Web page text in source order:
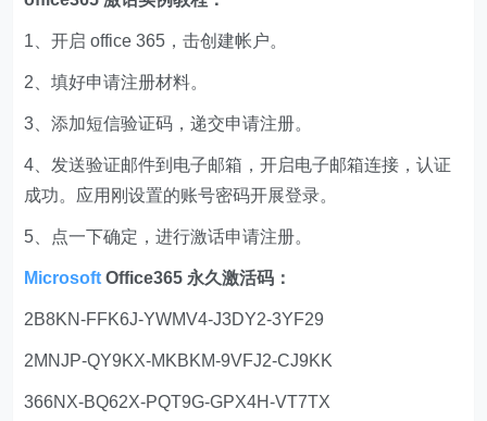
1、开启 office 365，击创建帐户。
2、填好申请注册材料。
3、添加短信验证码，递交申请注册。
4、发送验证邮件到电子邮箱，开启电子邮箱连接，认证
成功。应用刚设置的账号密码开展登录。
5、点一下确定，进行激话申请注册。
Microsoft Office365 永久激活码：
2B8KN-FFK6J-YWMV4-J3DY2-3YF29
2MNJP-QY9KX-MKBKM-9VFJ2-CJ9KK
366NX-BQ62X-PQT9G-GPX4H-VT7TX